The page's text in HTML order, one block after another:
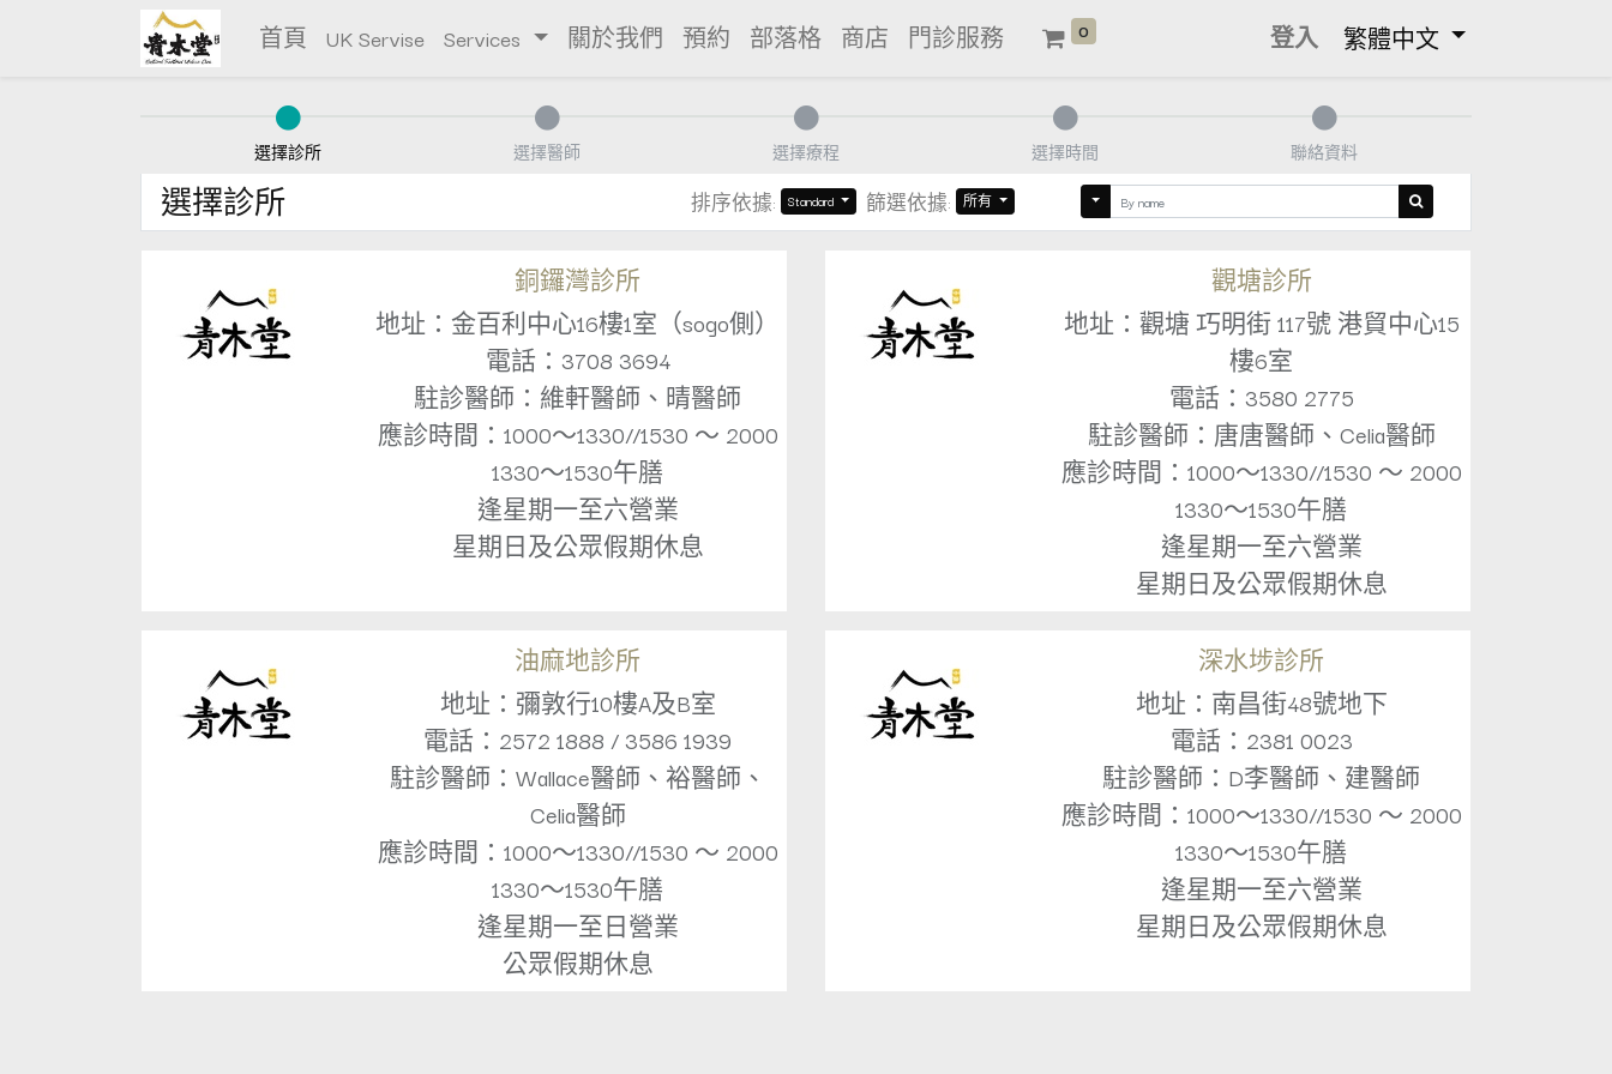
首頁 UK Servise Services 關於我們 預約 部落格 商店 門診服務 0 登入 繁體中文
選擇診所 選擇醫師 選擇療程 選擇時間 聯絡資料
選擇診所 排序依據: Standard 篩選依據: 所有
銅鑼灣診所
地址：金百利中心16樓1室（sogo側）
電話：3708 3694
駐診醫師：維軒醫師、晴醫師
應診時間：1000～1330//1530 ～ 2000
1330～1530午膳
逢星期一至六營業
星期日及公眾假期休息
觀塘診所
地址：觀塘 巧明街 117號 港貿中心15
樓6室
電話：3580 2775
駐診醫師：唐唐醫師、Celia醫師
應診時間：1000～1330//1530 ～ 2000
1330～1530午膳
逢星期一至六營業
星期日及公眾假期休息
油麻地診所
地址：彌敦行10樓A及B室
電話：2572 1888 / 3586 1939
駐診醫師：Wallace醫師、裕醫師、
Celia醫師
應診時間：1000～1330//1530 ～ 2000
1330～1530午膳
逢星期一至日營業
公眾假期休息
深水埗診所
地址：南昌街48號地下
電話：2381 0023
駐診醫師：D李醫師、建醫師
應診時間：1000～1330//1530 ～ 2000
1330～1530午膳
逢星期一至六營業
星期日及公眾假期休息